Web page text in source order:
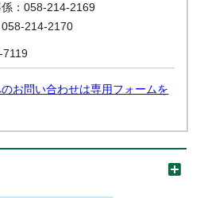
係：058-214-2169
214-2170
7119
お問い合わせは専用フォームを